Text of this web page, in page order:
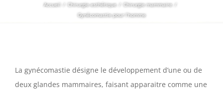
Accueil Chirurgie esthétique
Chirurgie mammaire
Gynécomastie pour l’homme
La gynécomastie désigne le développement d’une ou de
deux glandes mammaires, faisant apparaitre comme une